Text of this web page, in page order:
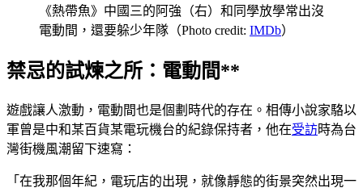
《熱帶魚》中國三的阿強（右）和同學放學常出沒
電動間，還要躲少年隊（Photo credit: IMDb）
禁忌的試煉之所：電動間**
遊戲讓人激動，電動間也是個劃時代的存在。相傳小說家駱以
軍曾是中和某百貨某電玩機台的紀錄保持者，他在受訪時為台
灣街機風潮留下速寫：
「在我那個年紀，電玩店的出現，就像靜態的街景突然出現一